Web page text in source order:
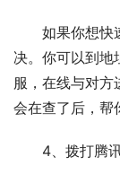
如果你想快速
决。你可以到地
服，在线与对方
会在查了后，帮
4、拨打腾讯